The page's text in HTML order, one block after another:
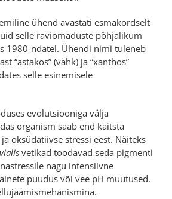
ühend avastati esmakordselt
selle raviomaduste põhjalikum
1980-ndatel. Ühendi nimi tuleneb
“astakos” (vähk) ja “xanthos”
selle esinemisele
evolutsiooniga välja
organism saab end kaitsta
oksüdatiivse stressi eest. Näiteks
vetikad toodavad seda pigmenti
nagu intensiivne
puudus või vee pH muutused.